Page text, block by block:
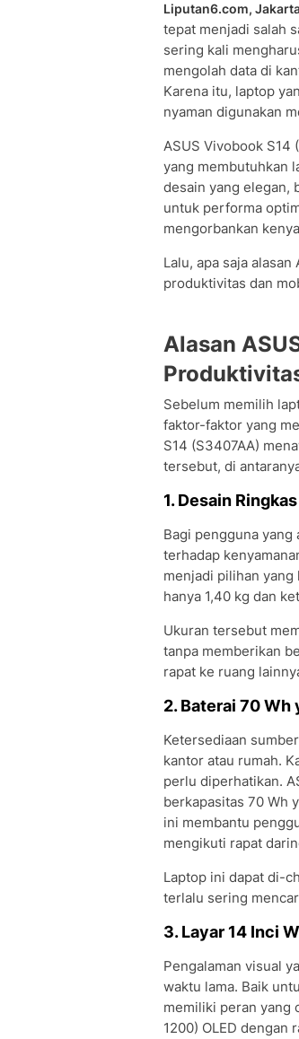
Liputan6.com,
tepat menjadi salah
sering kali
mengolah data di
Karena itu, laptop
nyaman digunakan
ASUS Vivobook S14
yang membutuhkan
desain yang elegan,
untuk performa
mengorbankan
Lalu, apa saja
produktivitas dan
Alasan
Sebelum memilih
faktor-faktor yang
S14 (S3407AA)
tersebut, di
1. Desain
Bagi pengguna
terhadap
menjadi pilihan
hanya 1,40 kg dan
Ukuran tersebut
tanpa memberikan
rapat ke ruang
2. Baterai 70
Ketersediaan
kantor atau rumah.
perlu diperhatikan.
berkapasitas 70 Wh
ini membantu
mengikuti rapat
Laptop ini dapat di-
terlalu sering
3. Layar 14 Inci
Pengalaman visual
waktu lama. Baik
memiliki peran yang
1200) OLED dengan